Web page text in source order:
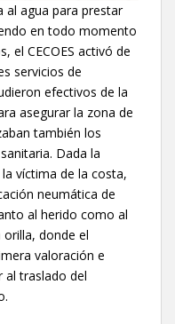
al agua para prestar
en todo momento
el CECOES activó de
servicios de
efectivos de la
asegurar la zona de
también los
Dada la
víctima de la costa,
neumática de
al herido como al
donde el
valoración e
al traslado del